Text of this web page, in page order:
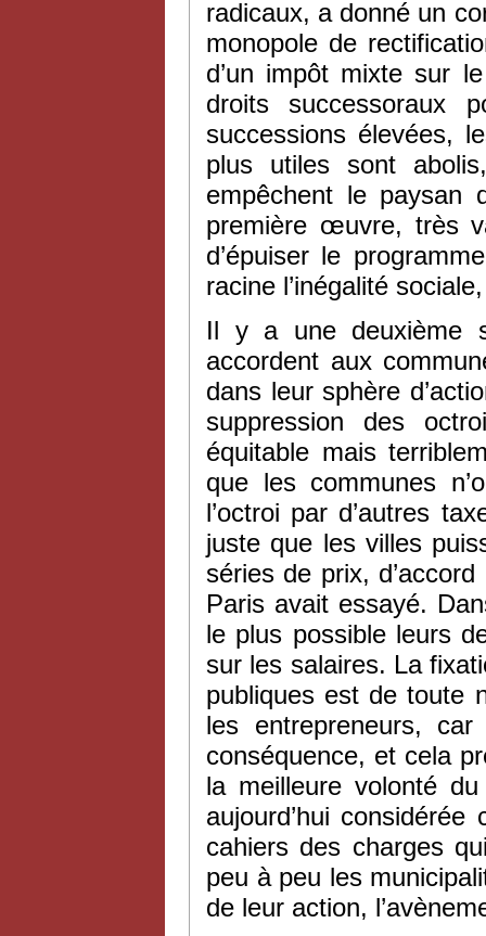
radicaux, a donné un
monopole de
d’un impôt mixte sur
droits successoraux
successions élevées,
plus utiles sont
empêchent le paysan
première œuvre, très
d’épuiser le
racine l’inégalité
Il y a une deuxième
accordent aux
dans leur sphère
suppression des
équitable mais
que les communes
l’octroi par d’autres
juste que les villes
séries de prix,
Paris avait essayé.
le plus possible leurs
sur les salaires. La
publiques est de toute
les entrepreneurs,
conséquence, et cela
la meilleure volonté
aujourd’hui
cahiers des charges
peu à peu les
de leur action,